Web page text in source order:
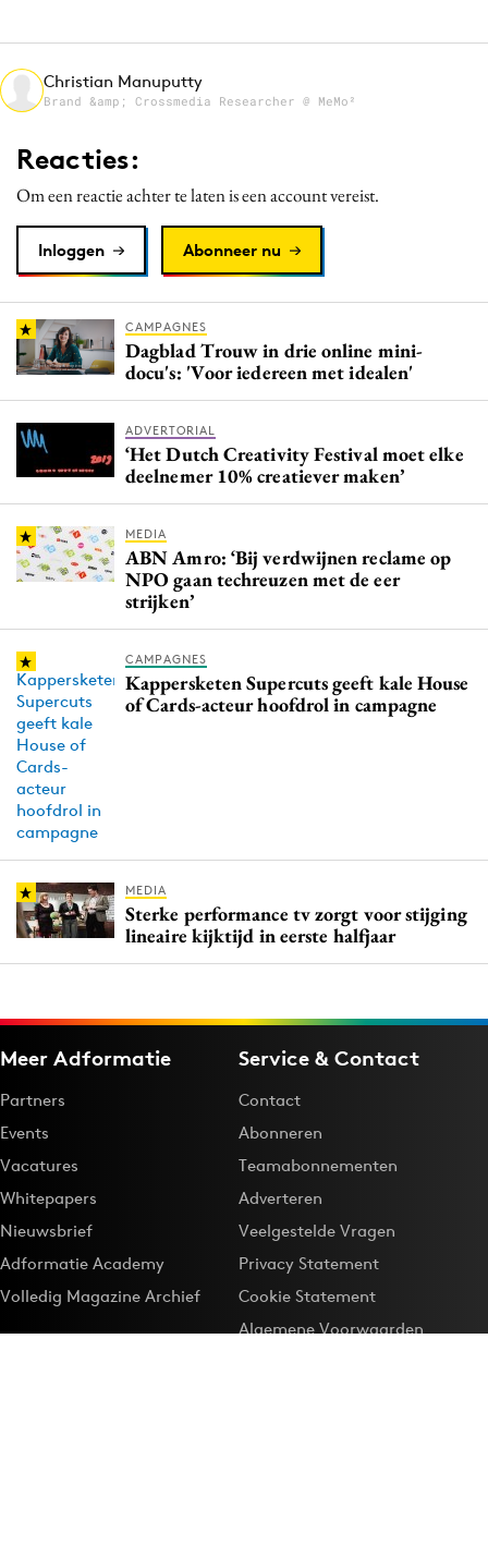
Martech
Media
Merkstrategie
Purpose Marketing
Reputatie & crisis
Christian Manuputty
Brand &amp; Crossmedia Researcher @ MeMo²
Reacties:
Om een reactie achter te laten is een account vereist.
Inloggen Abonneer nu
CAMPAGNES
Dagblad Trouw in drie online mini-
docu's: 'Voor iedereen met idealen'
ADVERTORIAL
‘Het Dutch Creativity Festival moet elke
deelnemer 10% creatiever maken’
MEDIA
ABN Amro: ‘Bij verdwijnen reclame op
NPO gaan techreuzen met de eer
strijken’
CAMPAGNES
Kappersketen Supercuts geeft kale House
of Cards-acteur hoofdrol in campagne
MEDIA
Sterke performance tv zorgt voor stijging
lineaire kijktijd in eerste halfjaar
Meer Adformatie
Partners
Events
Vacatures
Whitepapers
Nieuwsbrief
Adformatie Academy
Volledig Magazine Archief
Service & Contact
Contact
Abonneren
Teamabonnementen
Adverteren
Veelgestelde Vragen
Privacy Statement
Cookie Statement
Algemene Voorwaarden